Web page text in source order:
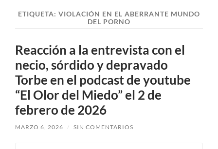
ETIQUETA: VIOLACIÓN EN EL ABERRANTE MUNDO
DEL PORNO
Reacción a la entrevista con el
necio, sórdido y depravado
Torbe en el podcast de youtube
“El Olor del Miedo” el 2 de
febrero de 2026
MARZO 6, 2026 / SIN COMENTARIOS